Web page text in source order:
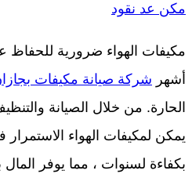
مكن عد نقود
مكيفات الهواء ضرورية للحفاظ
أشهر شركة صيانة مكيفات
الحارة. من خلال الصيانة
يمكن لمكيفات الهواء
بكفاءة لسنوات ، مما يوفر